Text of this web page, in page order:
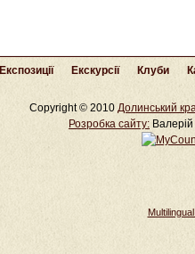
Експозиції Екскурсії Клуби
Copyright © 2010 Долинський
Розробка cайту: